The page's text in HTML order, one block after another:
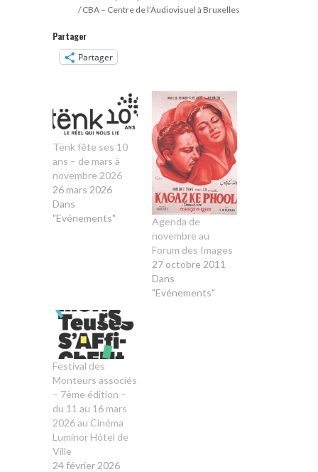
/ CBA – Centre de l’Audiovisuel à Bruxelles
Partager
Partager
Tënk fête ses 10
ans – de mars à
novembre 2026
26 mars 2026
Dans
"Evénements"
Agenda de
novembre au
Forum des Images
27 octobre 2011
Dans
"Evénements"
Festival des
Monteurs associés
– 7ème édition –
du 11 au 16 mars
2026 au Cinéma
Luminor Hôtel de
Ville
24 février 2026